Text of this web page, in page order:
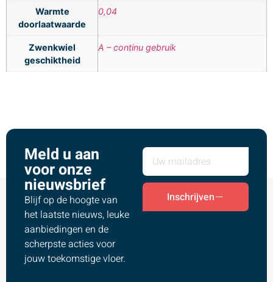
Warmte
doorlaatwaarde
0,04
Zwenkwiel
geschiktheid
A – continu gebruik
Meld u aan
voor onze
nieuwsbrief
Blijf op de hoogte van
het laatste nieuws, leuke
aanbiedingen en de
scherpste acties voor
jouw toekomstige vloer.
Inschrijven